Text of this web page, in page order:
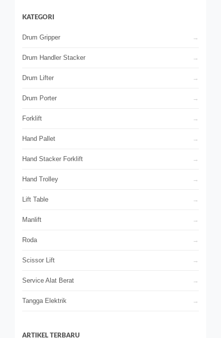
KATEGORI
Drum Gripper
Drum Handler Stacker
Drum Lifter
Drum Porter
Forklift
Hand Pallet
Hand Stacker Forklift
Hand Trolley
Lift Table
Manlift
Roda
Scissor Lift
Service Alat Berat
Tangga Elektrik
ARTIKEL TERBARU